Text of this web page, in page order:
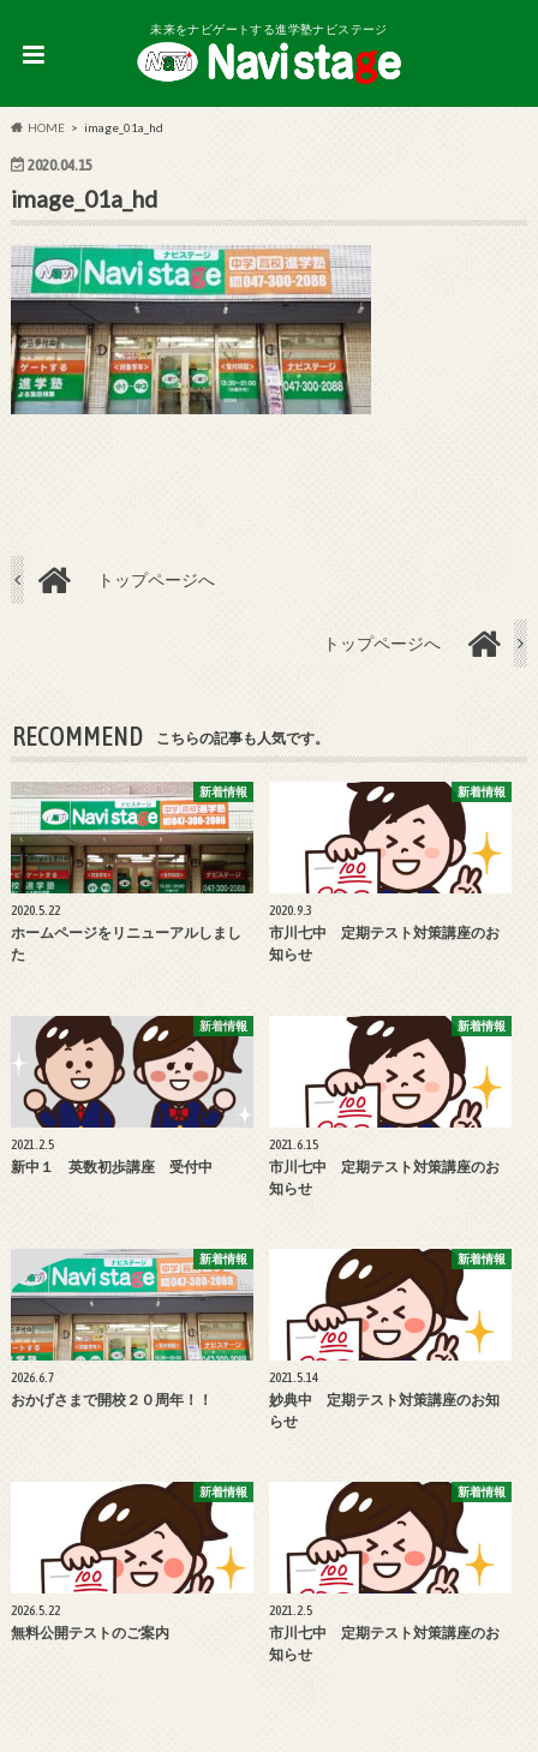
未来をナビゲートする進学塾ナビステージ
HOME image_01a_hd
2020.04.15
image_01a_hd
トップページへ
トップページへ
RECOMMEND こちらの記事も人気です。
新着情報
2020.5.22
ホームページをリニューアルしまし
た
新着情報
2020.9.3
市川七中 定期テスト対策講座のお
知らせ
新着情報
2021.2.5
新中１ 英数初歩講座 受付中
新着情報
2021.6.15
市川七中 定期テスト対策講座のお
知らせ
新着情報
2026.6.7
おかげさまで開校２０周年！！
新着情報
2021.5.14
妙典中 定期テスト対策講座のお知
らせ
新着情報
2026.5.22
無料公開テストのご案内
新着情報
2021.2.5
市川七中 定期テスト対策講座のお
知らせ